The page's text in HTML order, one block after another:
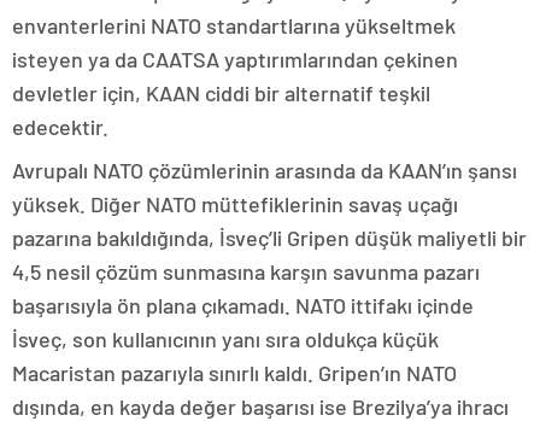
envanterlerini NATO standartlarına yükseltmek
isteyen ya da CAATSA yaptırımlarından çekinen
devletler için, KAAN ciddi bir alternatif teşkil
edecektir.
Avrupalı NATO çözümlerinin arasında da KAAN’ın şansı
yüksek. Diğer NATO müttefiklerinin savaş uçağı
pazarına bakıldığında, İsveç’li Gripen düşük maliyetli bir
4,5 nesil çözüm sunmasına karşın savunma pazarı
başarısıyla ön plana çıkamadı. NATO ittifakı içinde
İsveç, son kullanıcının yanı sıra oldukça küçük
Macaristan pazarıyla sınırlı kaldı. Gripen’ın NATO
dışında, en kayda değer başarısı ise Brezilya’ya ihracı